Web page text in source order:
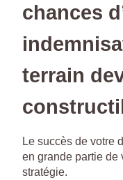
chances
terrain
Le succès de votre
en grande partie de
stratégie.